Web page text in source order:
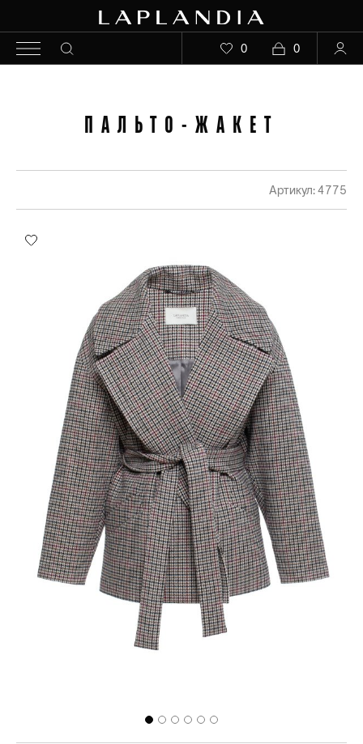
0 0
ПАЛЬТО-ЖАКЕТ
Артикул: 4775